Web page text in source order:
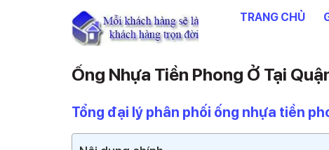
TRANG CHỦ
Ống Nhựa Tiền Phong Ở Tại
Tổng đại lý phân phối ống nhựa tiền